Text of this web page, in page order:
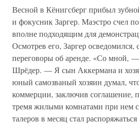
Весной в Кёнигсберг прибыл
и фокусник Заргер. Маэстро счел
вполне подходящим для
Осмотрев его, Заргер осведомился,
переговоры об аренде. «Со мной,
Шрёдер. — Я сын Аккермана и
юный самозваный хозяин думал,
коммерции, заключив соглашение,
тремя жилыми комнатами при нем с
талеров в месяц стал распоряжаться